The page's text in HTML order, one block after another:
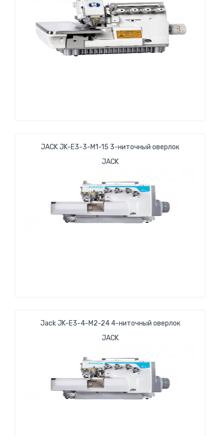
JACK JK-E3-3-М1-15 3-ниточный оверлок
JACK
Jack JK-E3-4-М2-24 4-ниточный оверлок
JACK